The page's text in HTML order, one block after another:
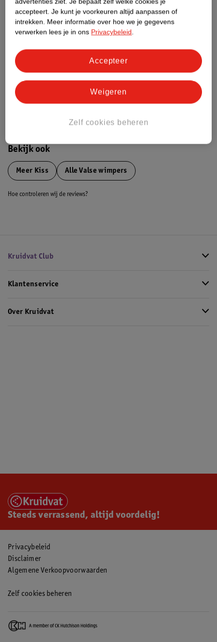
Etiketinformatie
Nature Impact Score
Impact Score.
Meer informatie
Bekijk ook
Meer Kiss Alle Valse wimpers
Hoe controleren wij de reviews?
Kruidvat Club
Klantenservice
Over Kruidvat
Steeds verrassend, altijd voordelig!
Privacybeleid
Disclaimer
Algemene Verkoopvoorwaarden
Zelf cookies beheren
accepteert. Je kunt je voorkeuren altijd aanpassen of
intrekken. Meer informatie over hoe we je gegevens
verwerken lees je in ons Privacybeleid.
Zelf cookies beheren
Weigeren
Accepteer